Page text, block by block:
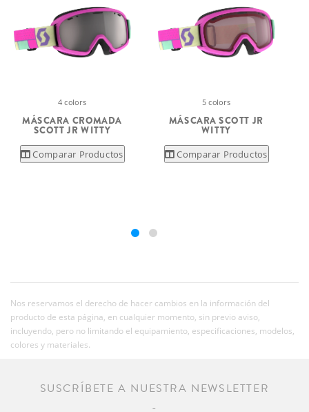
4 colors
MÁSCARA CROMADA
SCOTT JR WITTY
Comparar Productos
5 colors
MÁSCARA SCOTT JR
WITTY
Comparar Productos
Nos reservamos el derecho de hacer cambios en la información del
producto de esta página, en cualquier momento, sin previo aviso,
incluyendo, pero no limitando el equipamiento, especificaciones, modelos,
colores y materiales.
SUSCRÍBETE A NUESTRA NEWSLETTER